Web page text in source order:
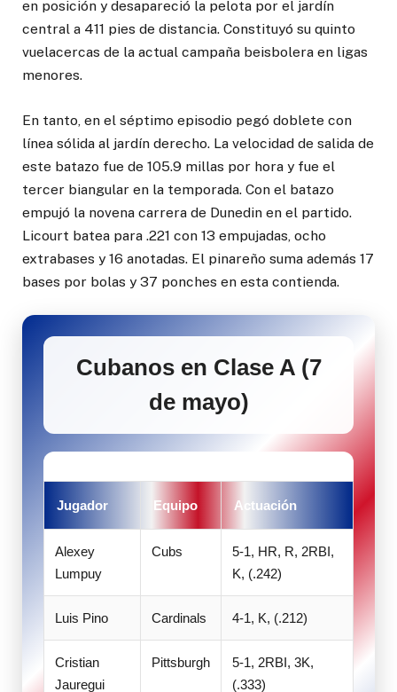
en posición y desapareció la pelota por el jardín
central a 411 pies de distancia. Constituyó su quinto
vuelacercas de la actual campaña beisbolera en ligas
menores.
En tanto, en el séptimo episodio pegó doblete con
línea sólida al jardín derecho. La velocidad de salida de
este batazo fue de 105.9 millas por hora y fue el
tercer biangular en la temporada. Con el batazo
empujó la novena carrera de Dunedin en el partido.
Licourt batea para .221 con 13 empujadas, ocho
extrabases y 16 anotadas. El pinareño suma además 17
bases por bolas y 37 ponches en esta contienda.
Cubanos en Clase A (7
de mayo)
Jugador Equipo Actuación
Alexey
Lumpuy
Cubs
5-1, HR, R, 2RBI,
K, (.242)
Luis Pino Cardinals 4-1, K, (.212)
Cristian
Jauregui
Pittsburgh
5-1, 2RBI, 3K,
(.333)